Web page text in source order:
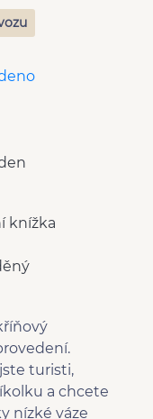
knížka
turisti,
a chcete
nízké váze